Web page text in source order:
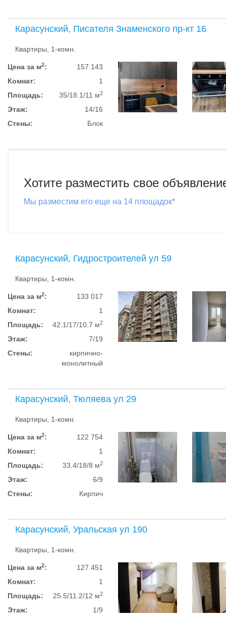
Карасунский, Писателя Знаменского пр-кт 16
Квартиры, 1-комн.
Цена за м2:
157 143
Комнат:
1
Площадь:
35/18.1/11 м2
Этаж:
14/16
Стены:
Блок
Хотите разместить свое
Мы разместим его еще на 14 площадок*
Карасунский, Гидростроителей ул 59
Квартиры, 1-комн.
Цена за м2:
133 017
Комнат:
1
Площадь:
42.1/17/10.7 м2
Этаж:
7/19
Стены:
кирпично-
монолитный
Карасунский, Тюляева ул 29
Квартиры, 1-комн.
Цена за м2:
122 754
Комнат:
1
Площадь:
33.4/18/8 м2
Этаж:
6/9
Стены:
Кирпич
Карасунский, Уральская ул 190
Квартиры, 1-комн.
Цена за м2:
127 451
Комнат:
1
Площадь:
25.5/11.2/12 м2
Этаж:
1/9